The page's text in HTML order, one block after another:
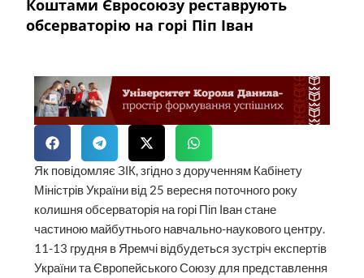
Коштами Євросоюзу реставрують
обсерваторію на горі Піп Іван
Як повідомляє ЗІК, згідно з дорученням Кабінету
Міністрів України від 25 вересня поточного року
колишня обсерваторія на горі Піп Іван стане
частиною майбутнього навчально-наукового центру.
11-13 грудня в Яремчі відбудеться зустріч експертів
України та Європейського Союзу для представлення